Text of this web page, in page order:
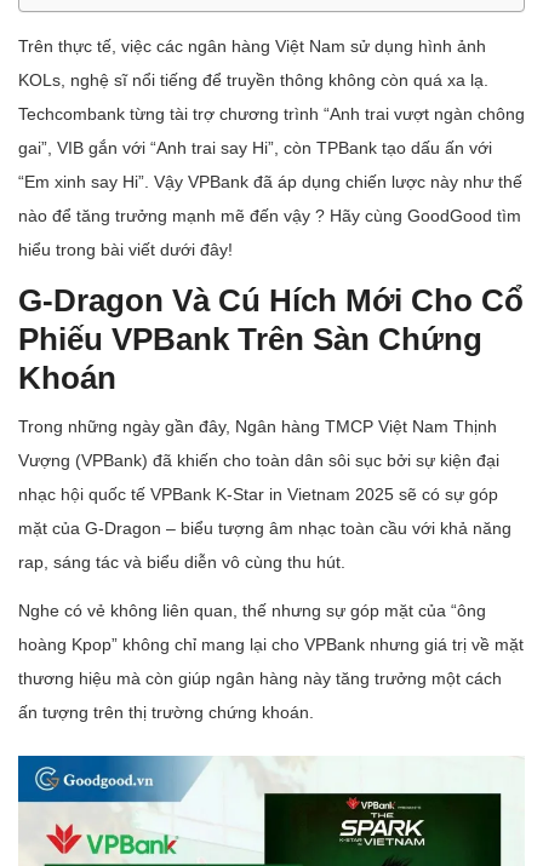
Trên thực tế, việc các ngân hàng Việt Nam sử dụng hình ảnh
KOLs, nghệ sĩ nổi tiếng để truyền thông không còn quá xa lạ.
Techcombank từng tài trợ chương trình “Anh trai vượt ngàn chông
gai”, VIB gắn với “Anh trai say Hi”, còn TPBank tạo dấu ấn với
“Em xinh say Hi”. Vậy VPBank đã áp dụng chiến lược này như thế
nào để tăng trưởng mạnh mẽ đến vậy ? Hãy cùng GoodGood tìm
hiểu trong bài viết dưới đây!
G-Dragon Và Cú Hích Mới Cho Cổ
Phiếu VPBank Trên Sàn Chứng
Khoán
Trong những ngày gần đây, Ngân hàng TMCP Việt Nam Thịnh
Vượng (VPBank) đã khiến cho toàn dân sôi sục bởi sự kiện đại
nhạc hội quốc tế VPBank K-Star in Vietnam 2025 sẽ có sự góp
mặt của G-Dragon – biểu tượng âm nhạc toàn cầu với khả năng
rap, sáng tác và biểu diễn vô cùng thu hút.
Nghe có vẻ không liên quan, thế nhưng sự góp mặt của “ông
hoàng Kpop” không chỉ mang lại cho VPBank nhưng giá trị về mặt
thương hiệu mà còn giúp ngân hàng này tăng trưởng một cách
ấn tượng trên thị trường chứng khoán.